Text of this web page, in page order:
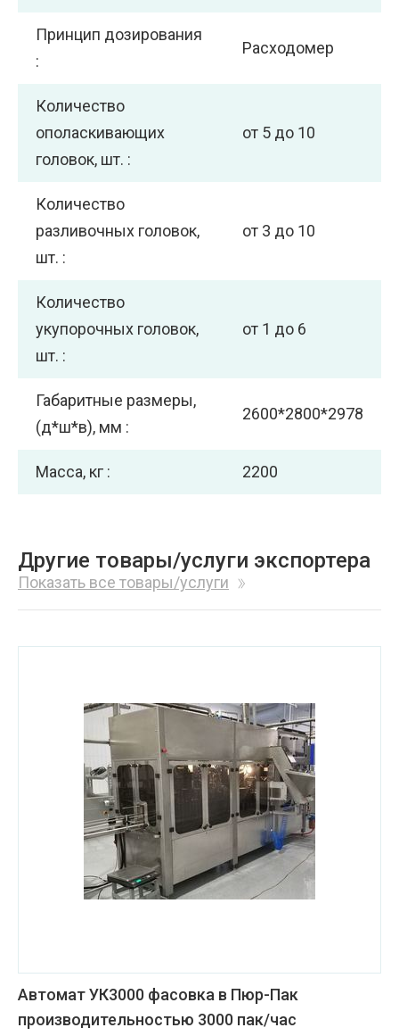
Принцип дозирования
:
Расходомер
Количество
ополаскивающих
головок, шт. :
от 5 до 10
Количество
разливочных головок,
шт. :
от 3 до 10
Количество
укупорочных головок,
шт. :
от 1 до 6
Габаритные размеры,
(д*ш*в), мм :
2600*2800*2978
Масса, кг : 2200
Другие товары/услуги экспортера
Показать все товары/услуги
Автомат УК3000 фасовка в Пюр-Пак
производительностью 3000 пак/час